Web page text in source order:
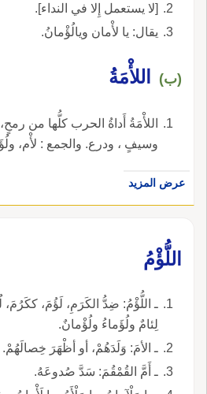
[لا يستعمل إِلا في النداء].
يقال: يا لأْمان ويالُؤْمانُ.
(ب) اللأْمَةُ
اللأْمَةُ أَداةُ الحرب كلُّها من
وسيفٍ ، ودرع. والجمع : لأْم،
عرض المزيد
اللُّؤْمُ
ـ اللُّؤْمُ: ضِدُّ الكَرَمِ، لَؤُمَ، ككَرُمَ،
لِئامٌ ولُؤَماءُ ولُؤْمانٌ.
ـ الأمَ: وَلَدَهُمْ، أو أظْهَرَ خِصالَهُمْ.
ـ أَمَّ القُمْقُمَ: سَدَّ صُدوعَهُ.